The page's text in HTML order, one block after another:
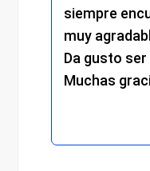
siempre
muy
Da gusto
Muchas